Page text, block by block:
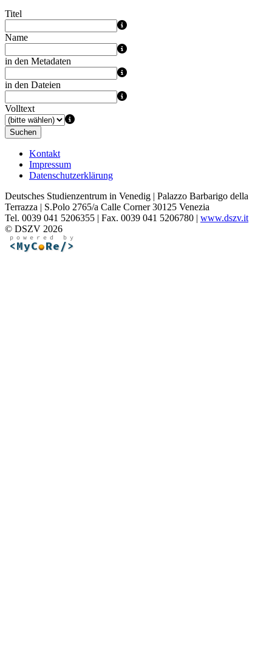
Titel
Name
in den Metadaten
in den Dateien
Volltext
Suchen
Kontakt
Impressum
Datenschutzerklärung
Deutsches Studienzentrum in Venedig | Palazzo Barbarigo della
Terrazza | S.Polo 2765/a Calle Corner 30125 Venezia
Tel. 0039 041 5206355 | Fax. 0039 041 5206780 | www.dszv.it
© DSZV 2026